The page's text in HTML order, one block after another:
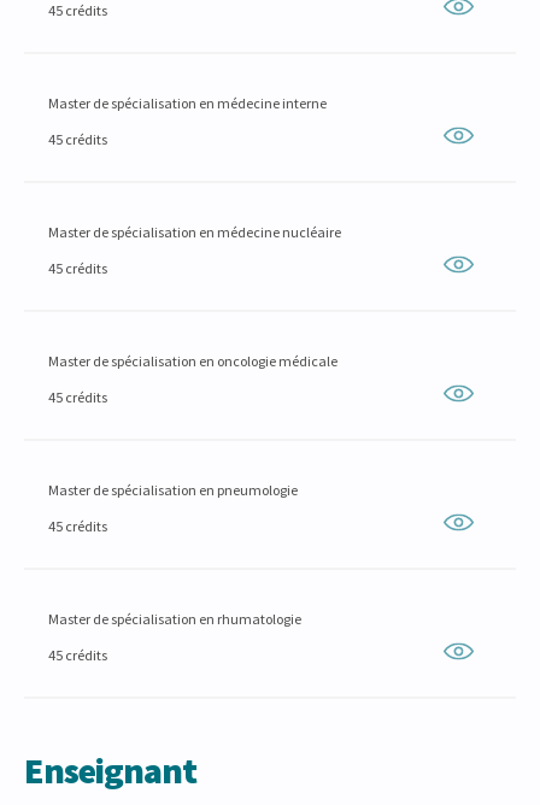
45 crédits
Master de spécialisation en médecine interne
45 crédits
Master de spécialisation en médecine nucléaire
45 crédits
Master de spécialisation en oncologie médicale
45 crédits
Master de spécialisation en pneumologie
45 crédits
Master de spécialisation en rhumatologie
45 crédits
Enseignant